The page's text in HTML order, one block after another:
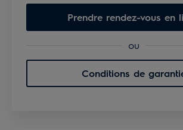
Prendre rendez-vous en
ou
Conditions de